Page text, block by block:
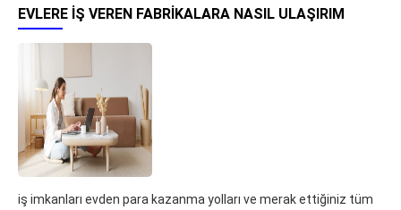
EVLERE İŞ VEREN FABRIKALARA NASIL ULAŞIRIM
iş imkanları evden para kazanma yolları ve merak ettiğiniz tüm